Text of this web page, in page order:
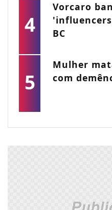
4
Vorcaro
BC
5
Mulher
com